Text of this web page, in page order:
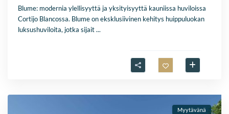
Blume: modernia ylellisyyttä ja yksityisyyttä kauniissa huviloissa
Cortijo Blancossa. Blume on eksklusiivinen kehitys huippuluokan
luksushuviloita, jotka sijait...
Myytävänä